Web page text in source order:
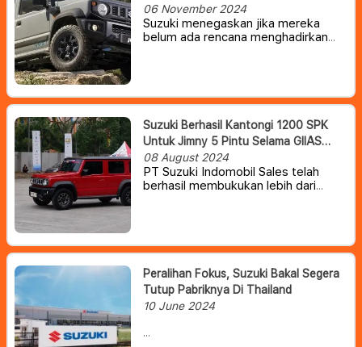
06 November 2024
Suzuki menegaskan jika mereka
belum ada rencana menghadirkan
Suzuki Berhasil Kantongi 1200 SPK
Untuk Jimny 5 Pintu Selama GIIAS
2024
08 August 2024
PT Suzuki Indomobil Sales telah
berhasil membukukan lebih dari
(IIMS) 2024.
Peralihan Fokus, Suzuki Bakal Segera
Tutup Pabriknya Di Thailand
10 June 2024